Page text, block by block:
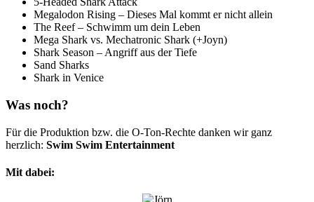
Megalodon Rising – Dieses Mal kommt er nicht allein
The Reef – Schwimm um dein Leben
Mega Shark vs. Mechatronic Shark (+Joyn)
Shark Season – Angriff aus der Tiefe
Sand Sharks
Shark in Venice
Was noch?
Für die Produktion bzw. die O-Ton-Rechte danken wir ganz
herzlich: Swim Swim Entertainment
Mit dabei: